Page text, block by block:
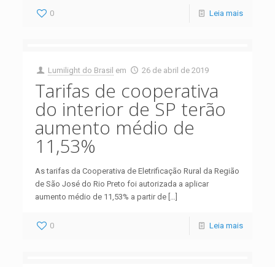
0 Leia mais
Lumilight do Brasil em 26 de abril de 2019
Tarifas de cooperativa
do interior de SP terão
aumento médio de
11,53%
As tarifas da Cooperativa de Eletrificação Rural da Região
de São José do Rio Preto foi autorizada a aplicar
aumento médio de 11,53% a partir de […]
0 Leia mais